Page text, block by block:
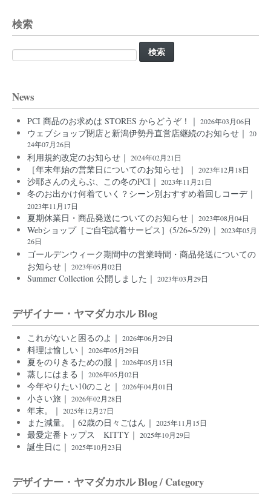
検索
検
索:
News
PCI 商品のお求めは STORES からどうぞ！｜ 2026年03月06日
ウェブショップ閉店と新潟伊勢丹直営店継続のお知らせ｜ 20
24年07月26日
利用規約改定のお知らせ｜ 2024年02月21日
［年末年始の営業日についてのお知らせ］｜ 2023年12月18日
沙耶さんのえらぶ、この冬のPCI｜ 2023年11月21日
冬のお出かけ何着ていく？シーン別おすすめ着回しコーデ｜
2023年11月17日
夏期休業日・商品発送についてのお知らせ｜ 2023年08月04日
Webショップ［ご自宅試着サービス］(5/26~5/29)｜ 2023年05月
26日
ゴールデンウィーク期間中の営業時間・商品発送についての
お知らせ｜ 2023年05月02日
Summer Collection 公開しました｜ 2023年03月29日
デザイナー・ヤマダカホル Blog
これがないと困るのよ｜ 2026年06月29日
料理は愉しい｜ 2026年05月29日
夏をのりきるための服｜ 2026年05月15日
蒸しにはまる｜ 2026年05月02日
今年やりたい10のこと｜ 2026年04月01日
小さい旅｜ 2026年02月28日
年末。｜ 2025年12月27日
また減量。｜62歳の日々ごはん｜ 2025年11月15日
最愛定番トップス KITTY｜ 2025年10月29日
誕生日に｜ 2025年10月23日
デザイナー・ヤマダカホル Blog / Category